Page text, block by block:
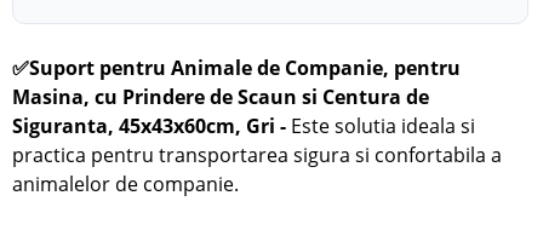
✅Suport pentru Animale de Companie, pentru
Masina, cu Prindere de Scaun si Centura de
Siguranta, 45x43x60cm, Gri - Este solutia ideala si
practica pentru transportarea sigura si confortabila a
animalelor de companie.